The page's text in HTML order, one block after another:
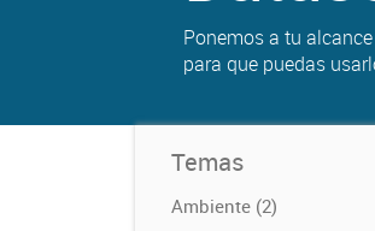
Ponemos a tu
para que puedas
Temas
Ambiente (2)